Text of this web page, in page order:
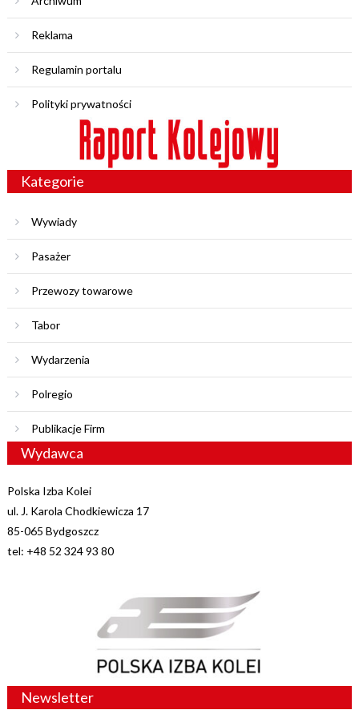
Reklama
Regulamin portalu
Polityki prywatności
Kategorie
Wywiady
Pasażer
Przewozy towarowe
Tabor
Wydarzenia
Polregio
Publikacje Firm
Wydawca
Polska Izba Kolei
ul. J. Karola Chodkiewicza 17
85-065 Bydgoszcz
tel: +48 52 324 93 80
Newsletter